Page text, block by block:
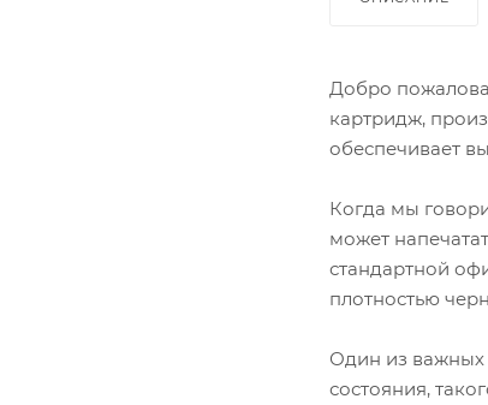
Добро
картридж,
обеспечивает
Когда мы
может
стандартной
плотностью
Один из важных
состояния,
Ricoh
Xerox